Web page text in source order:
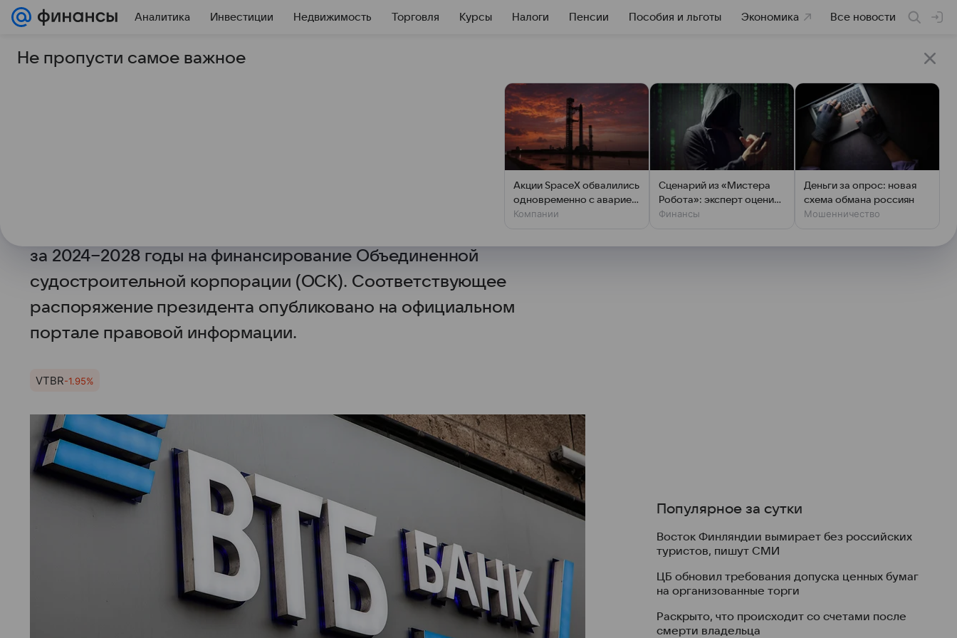
Аналитика Инвестиции Недвижимость Торговля Курсы Налоги Пенсии Пособия и льготы Экономика Все новости
12 июня 2025 ТАСС
Доходы государства от дивидендов ВТБ
Президент России Владимир Путин
за 2024−2028 годы на финансирование Объединенной
судостроительной корпорации (ОСК). Соответствующее
распоряжение президента опубликовано на официальном
портале правовой информации.
VTBR-1.95%
Популярное за сутки
Восток Финляндии вымирает без российских
туристов, пишут СМИ
ЦБ обновил требования допуска ценных бумаг
на организованные торги
Раскрыто, что происходит со счетами после
смерти владельца
Не пропусти самое важное
Акции SpaceX обвалились
одновременно с аварией
на Луне
Компании
Сценарий из «Мистера
Робота»: эксперт оценил
шансы хакеров
Финансы
Деньги за опрос: новая
схема обмана россиян
Мошенничество